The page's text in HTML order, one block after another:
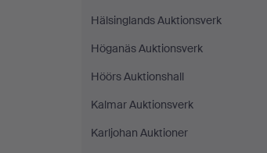
Hälsinglands Auktionsverk
Höganäs Auktionsverk
Höörs Auktionshall
Kalmar Auktionsverk
Karljohan Auktioner